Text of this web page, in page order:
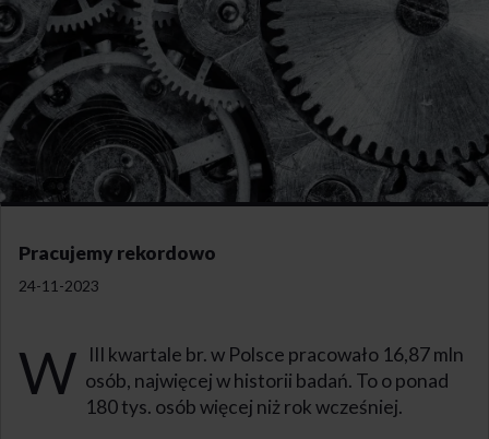
Pracujemy rekordowo
24-11-2023
W
III kwartale br. w Polsce pracowało 16,87 mln
osób, najwięcej w historii badań. To o ponad
180 tys. osób więcej niż rok wcześniej.